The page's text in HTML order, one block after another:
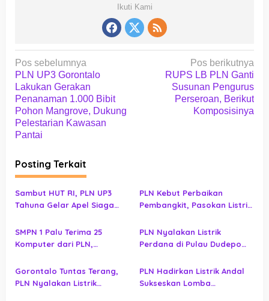
Ikuti Kami
N
a
v
i
g
s
i
p
o
s
Pos sebelumnya
PLN UP3 Gorontalo
Lakukan Gerakan
Penanaman 1.000 Bibit
Pohon Mangrove, Dukung
Pelestarian Kawasan
Pantai
Pos berikutnya
RUPS LB PLN Ganti
Susunan Pengurus
Perseroan, Berikut
Komposisinya
Posting Terkait
Sambut HUT RI, PLN UP3
Tahuna Gelar Apel Siaga
PLN Kebut Perbaikan
Pembangkit, Pasokan Listrik
Normal
SMPN 1 Palu Terima 25
Komputer dari PLN,
Optimal
PLN Nyalakan Listrik
Perdana di Pulau Dudepo
Rasio Desa Berlistrik
Provinsi Gorontalo
Gorontalo Tuntas Terang,
PLN Nyalakan Listrik
PLN Hadirkan Listrik Andal
Sukseskan Lomba